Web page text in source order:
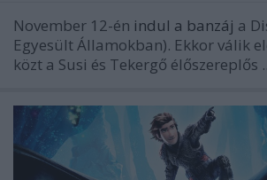
November 12-én indul a banzáj a
Egyesült Államokban). Ekkor válik
közt a Susi és Tekergő élőszereplős